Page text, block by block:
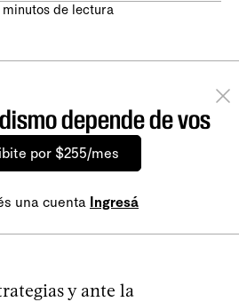
minutos de lectura
depende de vos
por $255/mes
una cuenta Ingresá
y ante la